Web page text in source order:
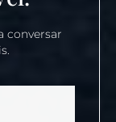
conversar